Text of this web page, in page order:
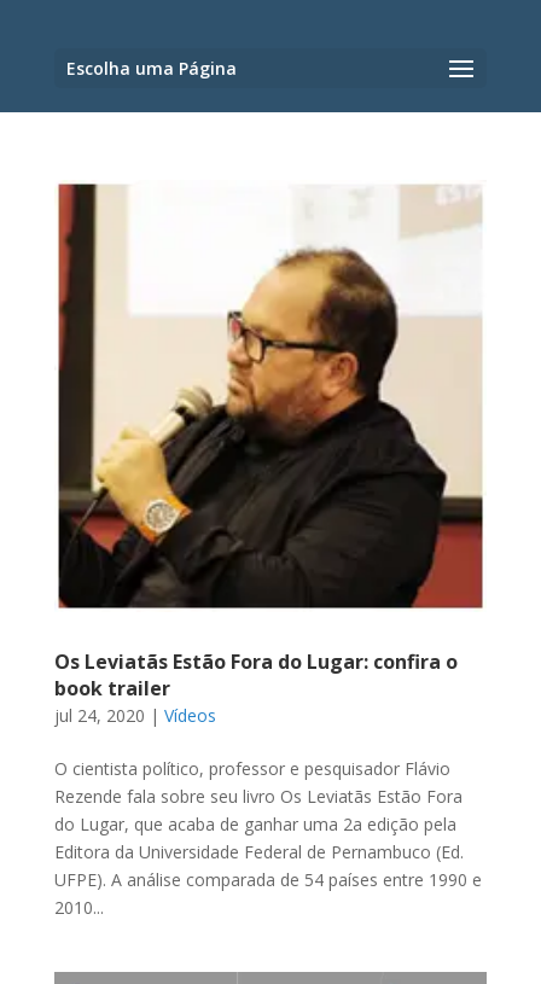
Escolha uma Página
Os Leviatãs Estão Fora do Lugar: confira o
book trailer
jul 24, 2020 | Vídeos
O cientista político, professor e pesquisador Flávio
Rezende fala sobre seu livro Os Leviatãs Estão Fora
do Lugar, que acaba de ganhar uma 2a edição pela
Editora da Universidade Federal de Pernambuco (Ed.
UFPE). A análise comparada de 54 países entre 1990 e
2010...